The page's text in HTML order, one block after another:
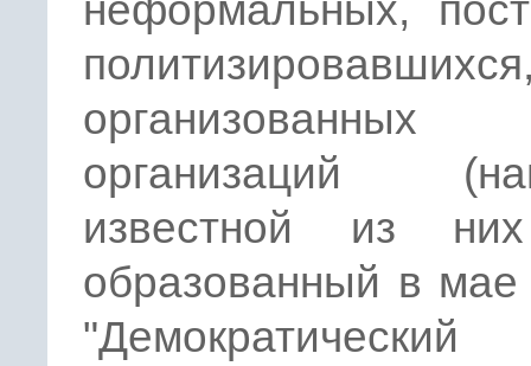
неформальных,
организованных
организаций
известной из
образованный в мае